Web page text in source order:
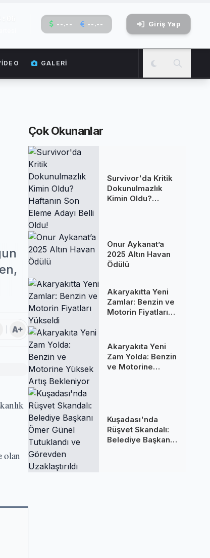
--.-- --.-- Giriş Yap
GALERI
A+
olan
Çok Okunanlar
Survivor'da Kritik
Dokunulmazlık
Kimin Oldu?
Onur Aykanat’a
2025 Altın Havan
Ödülü
Akaryakıtta Yeni
Zamlar: Benzin ve
Motorin Fiyatları
Akaryakıta Yeni
Zam Yolda: Benzin
ve Motorine
Kuşadası'nda
Rüşvet Skandalı:
Belediye Başkanı